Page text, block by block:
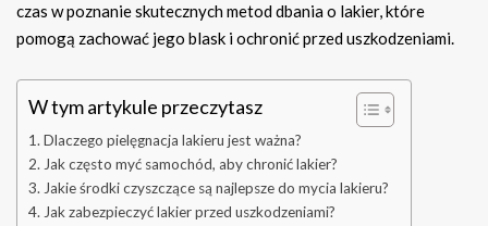
czas w poznanie skutecznych metod dbania o lakier, które
pomogą zachować jego blask i ochronić przed uszkodzeniami.
W tym artykule przeczytasz
Dlaczego pielęgnacja lakieru jest ważna?
Jak często myć samochód, aby chronić lakier?
Jakie środki czyszczące są najlepsze do mycia lakieru?
Jak zabezpieczyć lakier przed uszkodzeniami?